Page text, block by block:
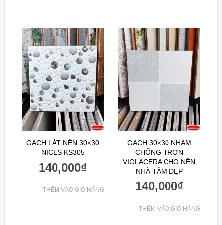
GẠCH LÁT NỀN 30×30
NICES KS305
140,000₫
THÊM VÀO GIỎ HÀNG
GẠCH 30×30 NHÁM
CHỐNG TRƠN
VIGLACERA CHO NỀN
NHÀ TẮM ĐẸP
140,000₫
THÊM VÀO GIỎ HÀNG